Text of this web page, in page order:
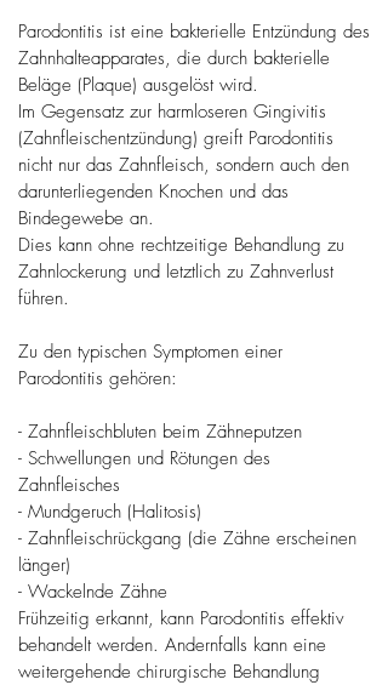
Parodontitis ist eine bakterielle Entzündung des
Zahnhalteapparates, die durch bakterielle
Beläge (Plaque) ausgelöst wird.
Im Gegensatz zur harmloseren Gingivitis
(Zahnfleischentzündung) greift Parodontitis
nicht nur das Zahnfleisch, sondern auch den
darunterliegenden Knochen und das
Bindegewebe an.
Dies kann ohne rechtzeitige Behandlung zu
Zahnlockerung und letztlich zu Zahnverlust
führen.
Zu den typischen Symptomen einer
Parodontitis gehören:
- Zahnfleischbluten beim Zähneputzen
- Schwellungen und Rötungen des
Zahnfleisches
- Mundgeruch (Halitosis)
- Zahnfleischrückgang (die Zähne erscheinen
länger)
- Wackelnde Zähne
Frühzeitig erkannt, kann Parodontitis effektiv
behandelt werden. Andernfalls kann eine
weitergehende chirurgische Behandlung